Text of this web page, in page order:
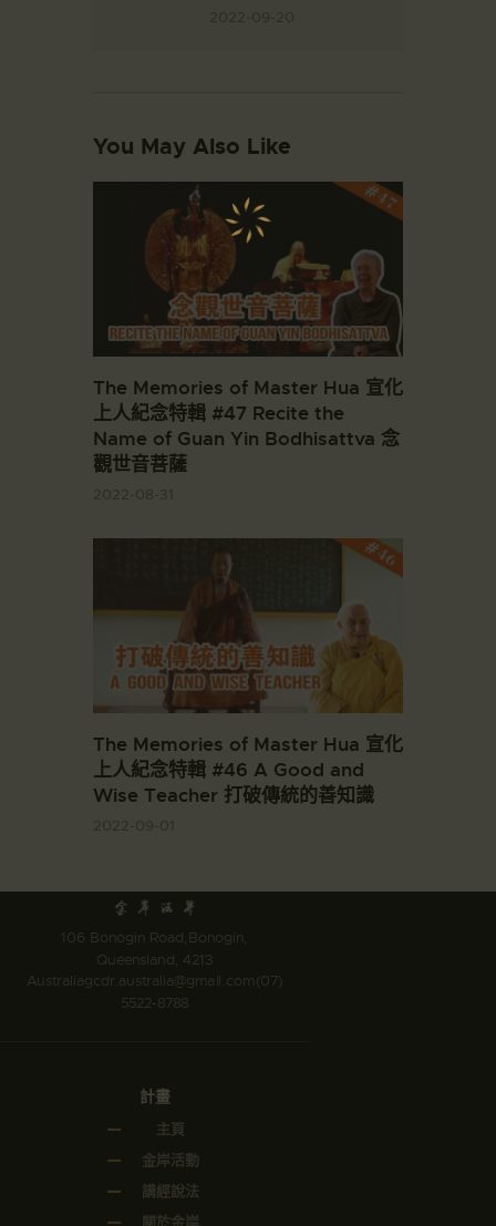
You May Also Like
The Memories of Master Hua 宣化
上人紀念特輯 #47 Recite the
Name of Guan Yin Bodhisattva 念
觀世音菩薩
The Memories of Master Hua 宣化
上人紀念特輯 #46 A Good and
Wise Teacher 打破傳統的善知識
106 Bonogin Road,Bonogin,
Queensland, 4213
Australia gcdr.australia@gmail.com (07)
5522-8788
計畫
主頁
金岸活動
講經說法